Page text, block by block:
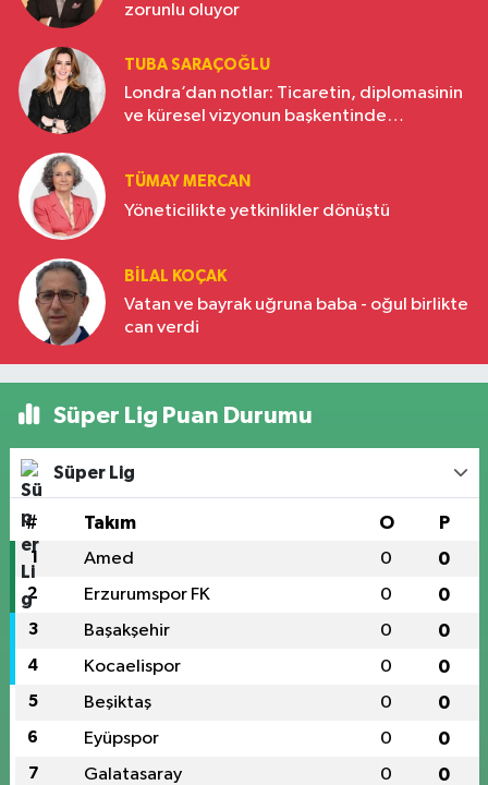
zorunlu oluyor
TUBA SARAÇOĞLU
Londra’dan notlar: Ticaretin, diplomasinin
ve küresel vizyonun başkentinde
TÜMAY MERCAN
Yöneticilikte yetkinlikler dönüştü
BILAL KOÇAK
Vatan ve bayrak uğruna baba - oğul birlikte
can verdi
Süper Lig Puan Durumu
Süper Lig
# Takım O P
1 Amed 0 0
2 Erzurumspor FK 0 0
3 Başakşehir 0 0
4 Kocaelispor 0 0
5 Beşiktaş 0 0
6 Eyüpspor 0 0
7 Galatasaray 0 0